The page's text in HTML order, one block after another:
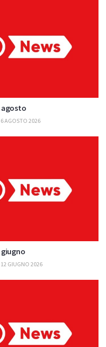
agosto
6 AGOSTO 2026
12 GIUGNO 2026